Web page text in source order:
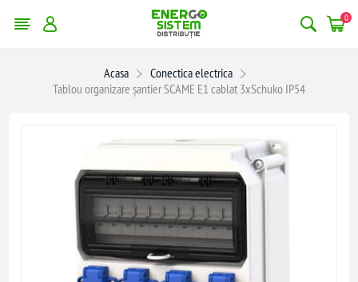
0
Acasa
Conectica electrica
Tablou organizare șantier SCAME E1 cablat 3xSchuko IP54